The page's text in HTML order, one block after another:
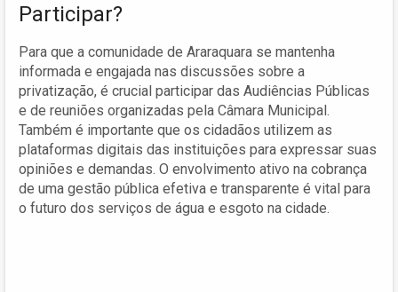
Participar?
Para que a comunidade de Araraquara se mantenha
informada e engajada nas discussões sobre a
privatização, é crucial participar das Audiências Públicas
e de reuniões organizadas pela Câmara Municipal.
Também é importante que os cidadãos utilizem as
plataformas digitais das instituições para expressar suas
opiniões e demandas. O envolvimento ativo na cobrança
de uma gestão pública efetiva e transparente é vital para
o futuro dos serviços de água e esgoto na cidade.